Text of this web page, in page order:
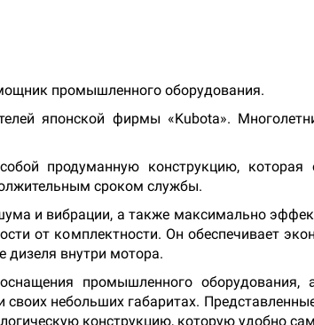
промышленного оборудования.
японской фирмы «Kubota».
продуманную конструкцию,
сроком службы.
и вибрации, а также максимально
от комплектности. Он обеспечивает
дизеля внутри мотора.
промышленного оборудования,
небольших габаритах.
конструкцию, которую удобно